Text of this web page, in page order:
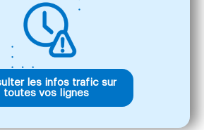
les infos trafic sur
toutes vos lignes